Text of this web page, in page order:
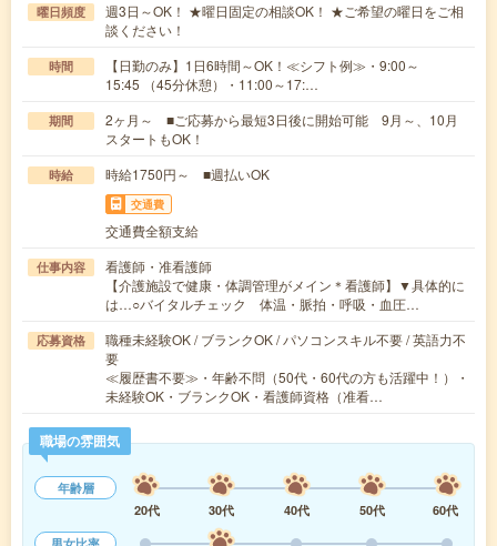
曜日頻度
週3日～OK！ ★曜日固定の相談OK！ ★ご希望の曜日をご相
談ください！
時間
【日勤のみ】1日6時間～OK！≪シフト例≫・9:00～
15:45 （45分休憩）・11:00～17:…
期間
2ヶ月～ ■ご応募から最短3日後に開始可能 9月～、10月
スタートもOK！
時給 時給1750円～ ■週払いOK
交通費
交通費全額支給
仕事内容
看護師・准看護師
【介護施設で健康・体調管理がメイン＊看護師】▼具体的に
は…○バイタルチェック 体温・脈拍・呼吸・血圧…
応募資格
職種未経験OK / ブランクOK / パソコンスキル不要 / 英語力不
要
≪履歴書不要≫・年齢不問（50代・60代の方も活躍中！）・
未経験OK・ブランクOK・看護師資格（准看…
職場の雰囲気
年齢層
20代
30代 40代 50代
60代